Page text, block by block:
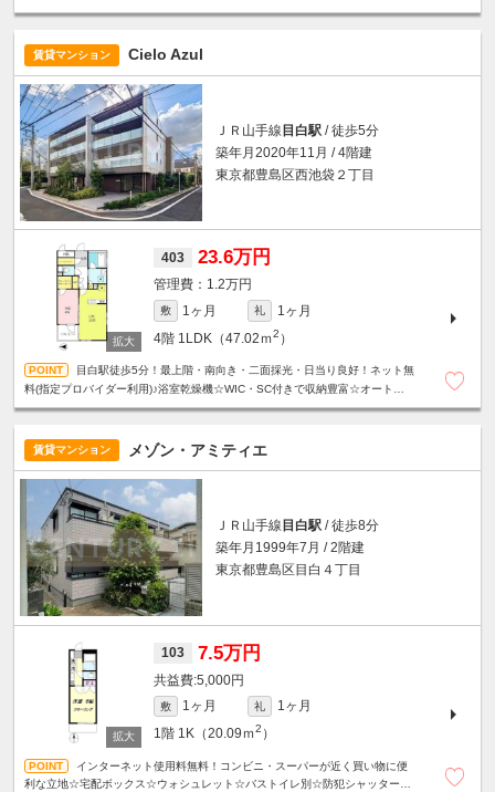
賃貸マンション Cielo Azul
ＪＲ山手線 目白駅 / 徒歩5分
築年月2020年11月 / 4階建
東京都豊島区西池袋２丁目
403 23.6万円
1.2万円
敷 1ヶ月 礼
1ヶ月
4階 1LDK（47.02ｍ2 ）
目白駅徒歩5分！最上階・南向き・二面採光・日当り良好！ネット無
料(指定プロバイダー利用)♪浴室乾燥機☆WIC・SC付きで収納豊富☆オートロッ
賃貸マンション メゾン・アミティエ
ＪＲ山手線 目白駅 / 徒歩8分
築年月1999年7月 / 2階建
東京都豊島区目白４丁目
103 7.5万円
5,000円
敷 1ヶ月 礼
1ヶ月
1階 1K（20.09ｍ2 ）
インターネット使用料無料！コンビニ・スーパーが近く買い物に便
利な立地☆宅配ボックス☆ウォシュレット☆バストイレ別☆防犯シャッター